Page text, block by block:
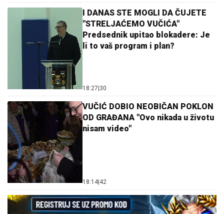
I DANAS STE MOGLI DA ČUJETE
"STRELJAĆEMO VUČIĆA"
Predsednik upitao blokadere: Je
li to vaš program i plan?
18:27 30
VUČIĆ DOBIO NEOBIČAN POKLON
OD GRAĐANA "Ovo nikada u životu
nisam video"
18:14 42